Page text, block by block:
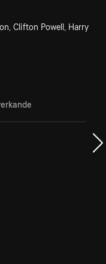
Clifton Powell, Harry